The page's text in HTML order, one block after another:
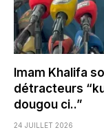
Imam Khalifa
détracteurs
dougou ci..”
24 JUILLET 2026